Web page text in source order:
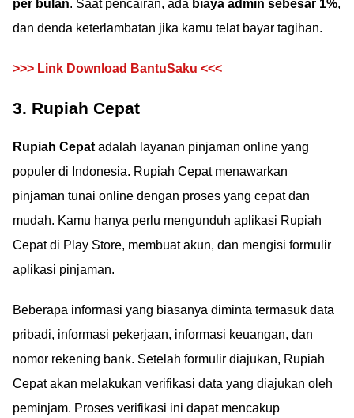
per bulan. Saat pencairan, ada biaya admin sebesar 1%,
dan denda keterlambatan jika kamu telat bayar tagihan.
>>> Link Download BantuSaku <<<
3. Rupiah Cepat
Rupiah Cepat adalah layanan pinjaman online yang
populer di Indonesia. Rupiah Cepat menawarkan
pinjaman tunai online dengan proses yang cepat dan
mudah. Kamu hanya perlu mengunduh aplikasi Rupiah
Cepat di Play Store, membuat akun, dan mengisi formulir
aplikasi pinjaman.
Beberapa informasi yang biasanya diminta termasuk data
pribadi, informasi pekerjaan, informasi keuangan, dan
nomor rekening bank. Setelah formulir diajukan, Rupiah
Cepat akan melakukan verifikasi data yang diajukan oleh
peminjam. Proses verifikasi ini dapat mencakup